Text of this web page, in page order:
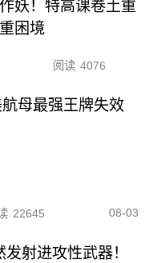
妖！特高课卷土重
困境
阅读 4076
母最强王牌失效
22645 08-03
射进攻性武器！